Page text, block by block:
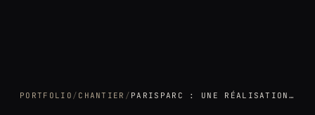
PORTFOLIO / CHANTIER / PARISPARC : UNE RÉALISATION SIGNÉE BIG ARCHITECTS ET OXO